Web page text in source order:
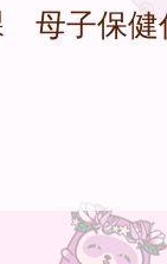
母子保健